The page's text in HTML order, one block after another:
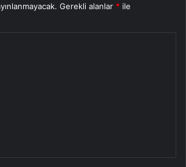
Gerekli alanlar * ile